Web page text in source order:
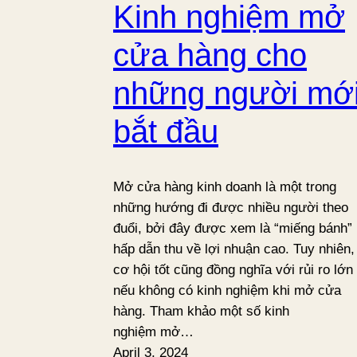
Kinh nghiệm mở
cửa hàng cho
những người
bắt đầu
Mở cửa hàng kinh doanh là một trong
những hướng đi được nhiều người theo
đuổi, bởi đây được xem là “miếng bánh”
hấp dẫn thu về lợi nhuận cao. Tuy nhiên,
cơ hội tốt cũng đồng nghĩa với rủi ro lớn
nếu không có kinh nghiệm khi mở cửa
hàng. Tham khảo một số kinh
nghiệm mở…
April 3, 2024